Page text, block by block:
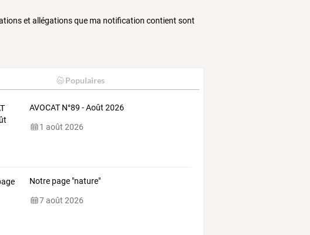
et allégations que ma notification contient sont
Populaires
AVOCAT N°89 - Août 2026
1 août 2026
Notre page "nature"
7 août 2026